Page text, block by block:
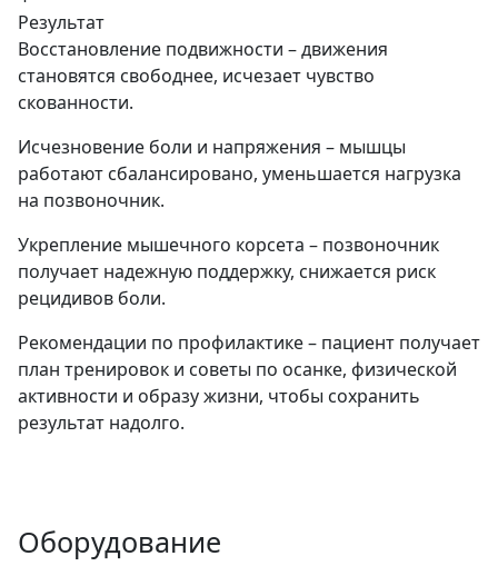
Результат
Восстановление подвижности – движения
становятся свободнее, исчезает чувство
скованности.
Исчезновение боли и напряжения – мышцы
работают сбалансировано, уменьшается нагрузка
на позвоночник.
Укрепление мышечного корсета – позвоночник
получает надежную поддержку, снижается риск
рецидивов боли.
Рекомендации по профилактике – пациент получает
план тренировок и советы по осанке, физической
активности и образу жизни, чтобы сохранить
результат надолго.
Оборудование